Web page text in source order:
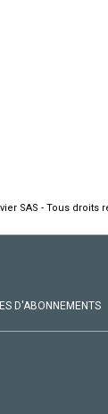
SAS - Tous droits
D'ABONNEMENTS